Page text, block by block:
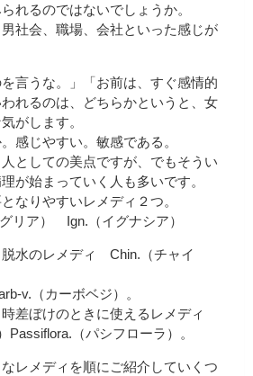
れるのではないでしょうか。
社会、職場、会社といった感じが
言うな。」「お前は、すぐ感情的
れるのは、どちらかというと、女
がします。
感じやすい。敏感である。
としての美点ですが、でもそうい
が始まっていく人も多いです。
なりやすいレメディ２つ。
リア） Ign.（イグナシア）
水のレメディ Chin.（チャイ
v.（カーボベジ）。
差ぼけのときに使えるレメディ
Passiflora.（パシフローラ）。
レメディを順にご紹介していくつ